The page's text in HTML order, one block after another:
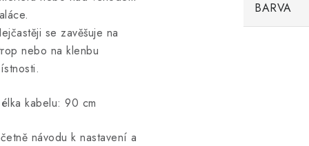
se zavěšuje na
nebo na klenbu
kabelu: 90 cm
návodu k nastavení a
BARVA